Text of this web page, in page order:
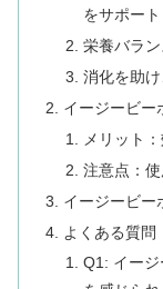
をサポート
栄養バラ
消化を助
イージービー
メリット
注意点：
イージービー
よくある質問
Q1: イー